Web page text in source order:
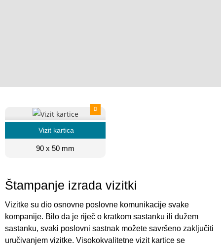
Vizit kartica
90 x 50 mm
Štampanje izrada vizitki
Vizitke su dio osnovne poslovne komunikacije svake
kompanije. Bilo da je riječ o kratkom sastanku ili dužem
sastanku, svaki poslovni sastnak možete savršeno zaključiti
uručivanjem vizitke. Visokokvalitetne vizit kartice se